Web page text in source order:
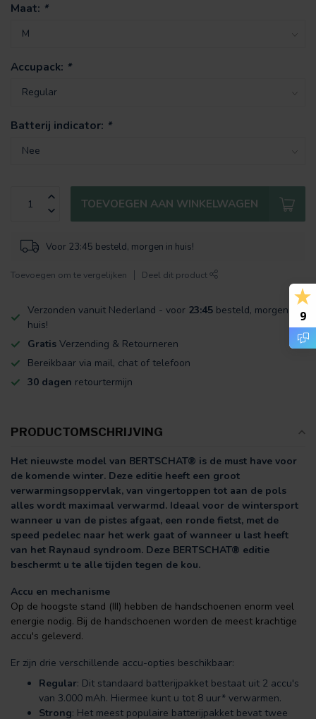
Maat: *
Accupack: *
Batterij indicator: *
TOEVOEGEN AAN WINKELWAGEN
Voor 23:45 besteld, morgen in huis!
Toevoegen om te vergelijken Deel dit product
Verzonden vanuit Nederland - voor 23:45 besteld, morgen in
huis!
Gratis Verzending & Retourneren
Bereikbaar via mail, chat of telefoon
30 dagen retourtermijn
PRODUCTOMSCHRIJVING
Het nieuwste model van BERTSCHAT® is de must have voor
de komende winter. Deze editie heeft een groot
verwarmingsoppervlak, van vingertoppen tot aan de pols
alles wordt maximaal verwarmd. Ideaal voor de wintersport
wanneer u van de pistes afgaat, een ronde fietst, met de
speed pedelec naar het werk gaat of wanneer u last heeft
van het Raynaud syndroom. Deze BERTSCHAT® editie
beschermt u te alle tijden tegen de kou.
Accu en mechanisme
Op de hoogste stand (III) hebben de handschoenen enorm veel
energie nodig. Bij de handschoenen worden de meest krachtige
accu's geleverd.
Er zijn drie verschillende accu-opties beschikbaar:
Regular: Dit standaard batterijpakket bestaat uit 2 accu's
van 3.000 mAh. Hiermee kunt u tot 8 uur* verwarmen.
Strong: Het meest populaire batterijpakket bevat twee
9